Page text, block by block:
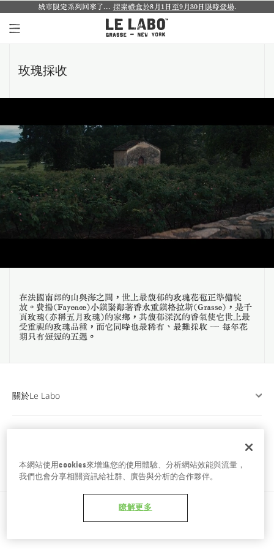
日常理容系列
別緻小物
探索體驗裝
影像紀錄
城市限定系列回來了... 探索禮盒於8月1日至9月30日限時登場.
玫瑰採收
在法國南部的山與海之間，世上最馥郁的玫瑰花苞正準備綻
放。費揚（Fayence）小鎮緊鄰著香水重鎮格拉斯（Grasse），是千
頁玫瑰（亦稱五月玫瑰）的家鄉，其馥郁深沉的香氣使它世上最
受重視的玫瑰品種，而它同時也最稀有、最難採收 — 每年花
期只有短短的五週。
關於Le Labo
與我們相見
© Le Labo Fragrances 全球版權所有
本網站使用cookies來增進您的使用體驗、分析網站效能與流量，
我們也會分享相關資訊給社群、廣告與分析的合作夥伴。
瞭解更多